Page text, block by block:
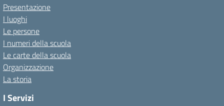
Presentazione
I luoghi
Le persone
I numeri della scuola
Le carte della scuola
Organizzazione
La storia
I Servizi